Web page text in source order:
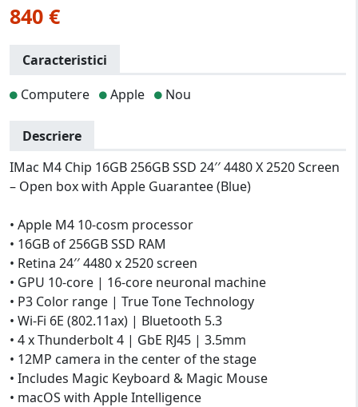
840 €
Caracteristici
Computere
Apple Nou
Descriere
IMac M4 Chip 16GB 256GB SSD 24′′ 4480 X 2520 Screen
– Open box with Apple Guarantee (Blue)
• Apple M4 10-cosm processor
• 16GB of 256GB SSD RAM
• Retina 24′′ 4480 x 2520 screen
• GPU 10-core | 16-core neuronal machine
• P3 Color range | True Tone Technology
• Wi-Fi 6E (802.11ax) | Bluetooth 5.3
• 4 x Thunderbolt 4 | GbE RJ45 | 3.5mm
• 12MP camera in the center of the stage
• Includes Magic Keyboard & Magic Mouse
• macOS with Apple Intelligence